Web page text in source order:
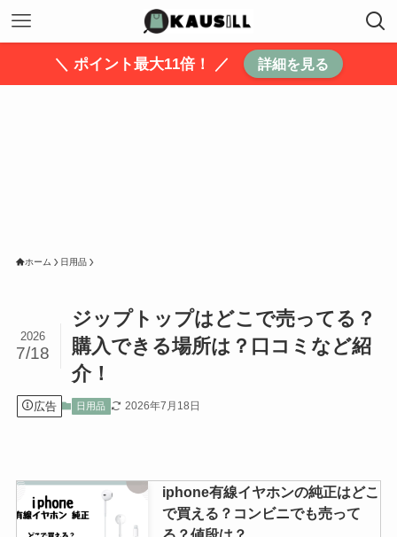
＼ ポイント最大11倍！ ／ 詳細を見る
ホーム 日用品
ジップトップはどこで売ってる？
購入できる場所は？口コミなど紹
介！
2026
7/18
広告 日用品 2026年7月18日
iphone有線イヤホンの純正はどこ
で買える？コンビニでも売って